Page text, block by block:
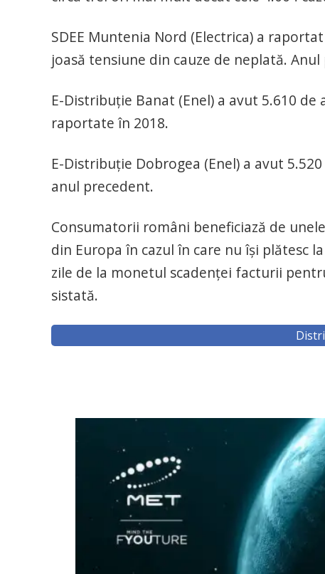
SDEE Muntenia Nord (Electrica) a
joasă tensiune din cauze de neplată.
E-Distribuţie Banat (Enel) a avut 5.610
raportate în 2018.
E-Distribuţie Dobrogea (Enel) a avut
anul precedent.
Consumatorii români beneficiază de
din Europa în cazul în care nu îşi plătesc
zile de la monetul scadenţei facturii
sistată.